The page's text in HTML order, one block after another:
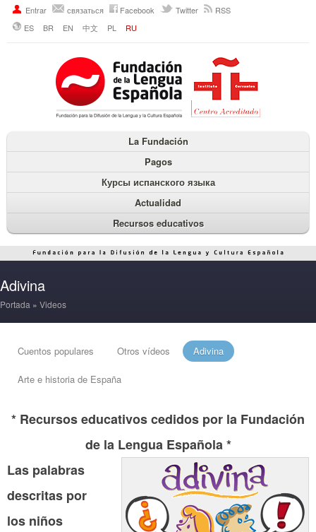
Entrar связаться Facebook Twitter
RSS
ES
BR EN 中文 PL RU
La Fundación
Pagos
Курсы испанского языка
Actualidad
Recursos educativos
Adivina
Portada » Videos
Cuentos populares Otros vídeos Adivina
Arte e historia de España
* Recursos educativos cedidos por la Fundación
de la Lengua Española *
Las palabras
descritas por
los niños